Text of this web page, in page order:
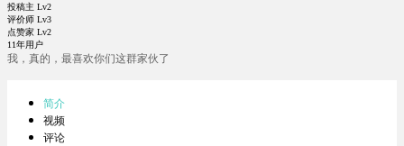
投稿主 Lv2
评价师 Lv3
点赞家 Lv2
11年用户
我，真的，最喜欢你们这群家伙了
简介
视频
评论